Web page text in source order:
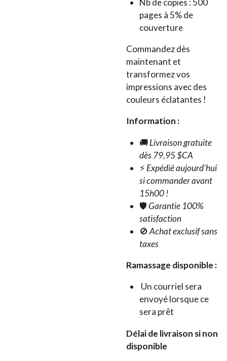
pages à 5% de
couverture
Commandez dès
maintenant et
transformez vos
impressions avec des
couleurs éclatantes !
Information :
🚚Livraison gratuite
dès 79,95 $CA
⚡Expédié aujourd'hui
si commander avant
15h00 !
🛡️Garantie 100%
satisfaction
🚫Achat exclusif sans
taxes
Ramassage disponible :
Un courriel sera
envoyé lorsque ce
sera prêt
Délai de livraison si non
disponible